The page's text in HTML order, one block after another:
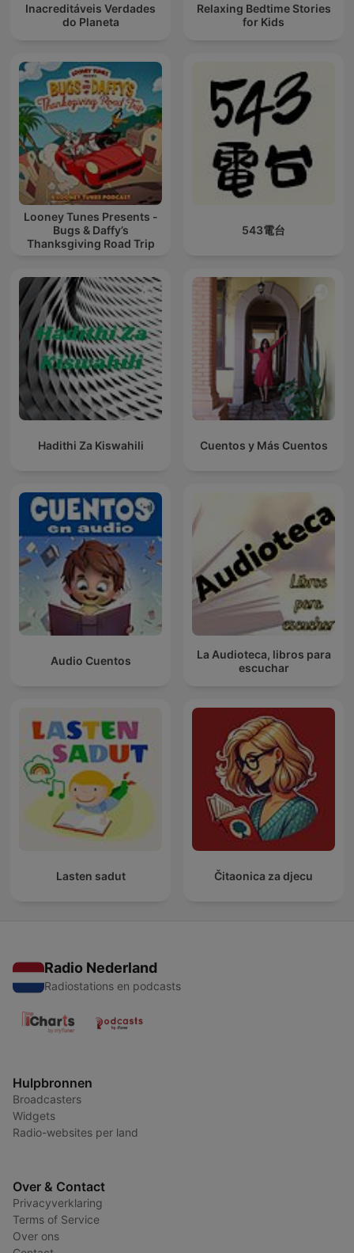
Inacreditáveis Verdades
do Planeta
Relaxing Bedtime Stories
for Kids
Looney Tunes Presents -
Bugs & Daffy’s
Thanksgiving Road Trip
543電台
Hadithi Za Kiswahili Cuentos y Más Cuentos
Audio Cuentos
La Audioteca, libros para
escuchar
Lasten sadut Čitaonica za djecu
Radio Nederland
Radiostations en podcasts
Hulpbronnen
Broadcasters
Widgets
Radio-websites per land
Over & Contact
Privacyverklaring
Terms of Service
Over ons